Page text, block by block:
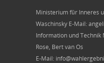
Ministerium für Inneres
Waschinsky E-Mail:
Information und Technik
Rose, Bert van Os
E-Mail: